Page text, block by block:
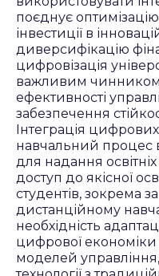
поєднує
інвестиції в
диверсифікацію
цифровізація
важливим
ефективності
забезпечення
Інтеграція
навчальний процес
для надання
доступ до якісної
студентів, зокрема
дистанційному
необхідність
цифрової
моделей